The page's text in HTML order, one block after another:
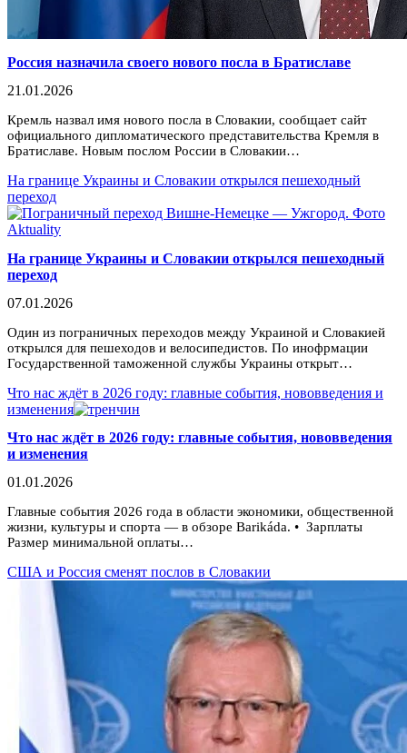
Россия назначила своего нового посла в Братиславе
21.01.2026
Кремль назвал имя нового посла в Словакии, сообщает сайт
официального дипломатического представительства Кремля в
Братиславе. Новым послом России в Словакии…
На границе Украины и Словакии открылся пешеходный
переход
На границе Украины и Словакии открылся пешеходный
переход
07.01.2026
Один из пограничных переходов между Украиной и Словакией
открылся для пешеходов и велосипедистов. По инофрмации
Государственной таможенной службы Украины открыт…
Что нас ждёт в 2026 году: главные события, нововведения и
изменения
Что нас ждёт в 2026 году: главные события, нововведения
и изменения
01.01.2026
Главные события 2026 года в области экономики, общественной
жизни, культуры и спорта — в обзоре Barikáda. •‎ Зарплаты
Размер минимальной оплаты…
США и Россия сменят послов в Словакии